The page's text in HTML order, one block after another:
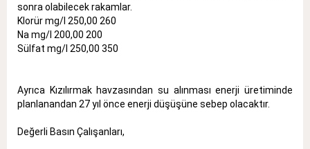
sonra olabilecek rakamlar.
Klorür mg/l 250,00 260
Na mg/l 200,00 200
Sülfat mg/l 250,00 350
Ayrıca Kızılırmak havzasından su alınması enerji üretiminde
planlanandan 27 yıl önce enerji düşüşüne sebep olacaktır.
Değerli Basın Çalışanları,